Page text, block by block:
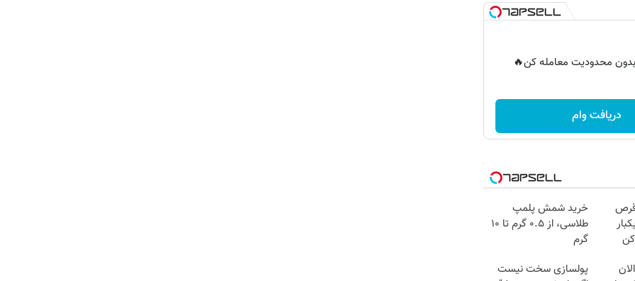
بدون محدودیت معامله کن🔥
دریافت وام
خرید شمش پلمپ
طلاسی، از ۰.۵ گرم تا ۱۰
گرم
پولسازی سخت نیست